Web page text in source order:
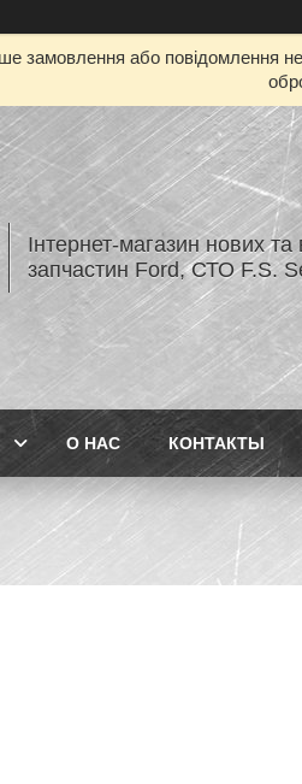
замовлення або повідомлення
Інтернет-магазин нових
запчастин Ford, СТО F.S.
О НАС КОНТАКТЫ